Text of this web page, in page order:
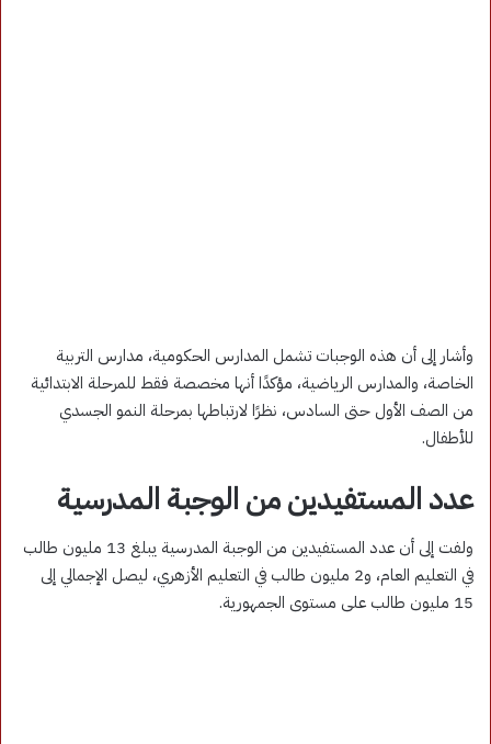
وأشار إلى أن هذه الوجبات تشمل المدارس الحكومية، مدارس التربية
الخاصة، والمدارس الرياضية، مؤكدًا أنها مخصصة فقط للمرحلة الابتدائية
من الصف الأول حتى السادس، نظرًا لارتباطها بمرحلة النمو الجسدي
للأطفال.
عدد المستفيدين من الوجبة المدرسية
ولفت إلى أن عدد المستفيدين من الوجبة المدرسية يبلغ 13 مليون طالب
في التعليم العام، و2 مليون طالب في التعليم الأزهري، ليصل الإجمالي إلى
15 مليون طالب على مستوى الجمهورية.